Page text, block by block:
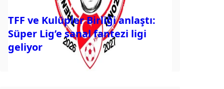
TFF ve Kulüpler Birliği anlaştı:
Süper Lig’e sanal fantezi ligi
geliyor